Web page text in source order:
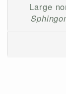
Large